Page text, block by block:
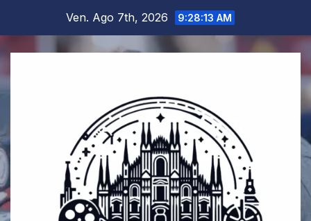
contenuto
Ven. Ago 7th, 2026 9:28:14 AM